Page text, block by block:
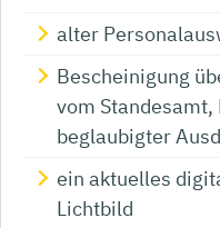
alter
Bescheinigung
vom
beglaubigter
ein aktuelles
Lichtbild